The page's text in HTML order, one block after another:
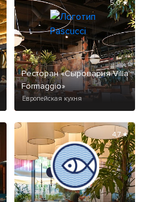
Ресторан «Сыроварня Villa
Formaggio»
Европейская кухня
5,0 ★
4,7 ★